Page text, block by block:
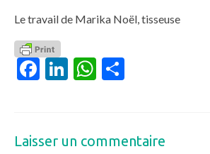
Le travail de Marika Noël, tisseuse
Facebook
LinkedIn
WhatsApp
Laisser un commentaire